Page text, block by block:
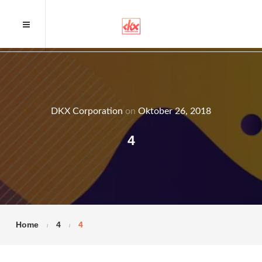
DKX Corporation on Oktober 26, 2018
4
Home 4 4